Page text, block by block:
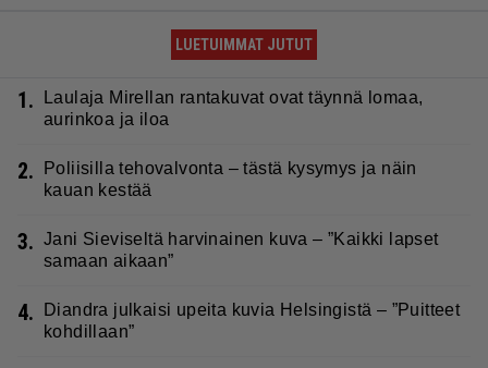
LUETUIMMAT JUTUT
1.
Laulaja Mirellan rantakuvat ovat täynnä lomaa,
aurinkoa ja iloa
2.
Poliisilla tehovalvonta – tästä kysymys ja näin
kauan kestää
3. Jani Sieviseltä harvinainen kuva – ”Kaikki lapset
samaan aikaan”
4.
Diandra julkaisi upeita kuvia Helsingistä – ”Puitteet
kohdillaan”